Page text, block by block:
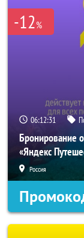
-12%
06:12:29
Бронирование
«Яндекс
Россия